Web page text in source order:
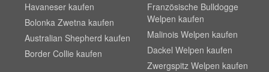
Havaneser kaufen
Bolonka Zwetna kaufen
Australian Shepherd kaufen
Border Collie kaufen
Französische Bulldogge
Welpen kaufen
Malinois Welpen kaufen
Dackel Welpen kaufen
Zwergspitz Welpen kaufen